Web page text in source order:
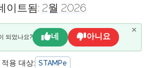
이트됨: 2월 2026
되었나요? 네 아니요
×
적용 대상: STAMPe